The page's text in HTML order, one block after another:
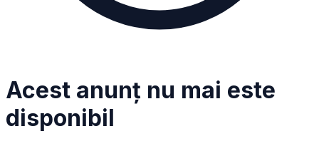
Acest anunț nu mai este
disponibil